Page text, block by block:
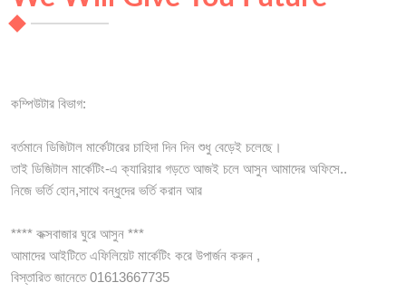
কম্পিউটার বিভাগ:
বর্তমানে ডিজিটাল মার্কেটারের চাহিদা দিন দিন শুধু বেড়েই চলেছে।
তাই ডিজিটাল মার্কেটিং-এ ক্যারিয়ার গড়তে আজই চলে আসুন আমাদের অফিসে..
নিজে ভর্তি হোন,সাথে বন্ধুদের ভর্তি করান আর
**** কক্সবাজার ঘুরে আসুন ***
আমাদের আইটিতে এফিলিয়েট মার্কেটিং করে উপার্জন করুন ,
বিস্তারিত জানেতে 01613667735